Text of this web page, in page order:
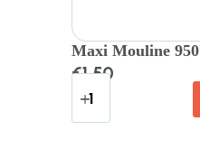
Maxi Mouline 950
€1.50